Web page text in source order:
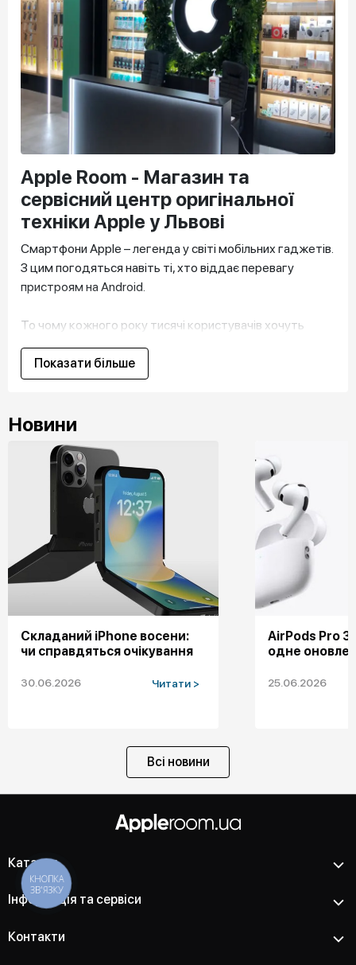
Apple Room - Магазин та
сервісний центр оригінальної
техніки Apple у Львові
Смартфони Apple – легенда у світі мобільних гаджетів.
З цим погодяться навіть ті, хто віддає перевагу
пристроям на Android.
То чому кожного року тисячі користувачів хочуть
Думали про це? Значить, вам буде цікаво.
телефон серед інших смартфонів. Пояснюємо, яка
потребам. А ще називаємо головні характеристики
кожної моделі телефона.
І головне – відкриваємо великий секрет Apple Room. Бо
ми розкажемо, чому нашому інтернет-магазину
довіряють українці.
Показати більше
Новини
Складаний iPhone восени:
чи справдяться очікування
30.06.2026 Читати >
AirPods Pro
одне
25.06.2026
Всі новини
Каталог
Інформація та сервіси
Контакти
КНОПКА
ЗВ'ЯЗКУ